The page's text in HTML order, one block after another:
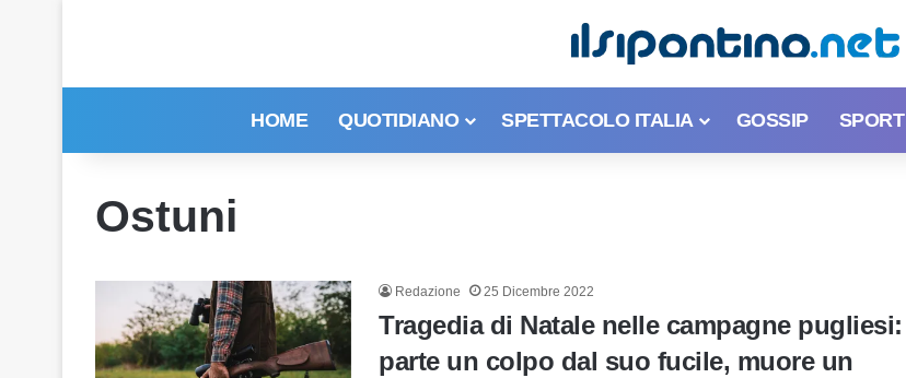
HOME QUOTIDIANO SPETTACOLO ITALIA GOSSIP SPORT
Ostuni
Redazione 25 Dicembre 2022
Tragedia di Natale nelle campagne pugliesi:
parte un colpo dal suo fucile, muore un